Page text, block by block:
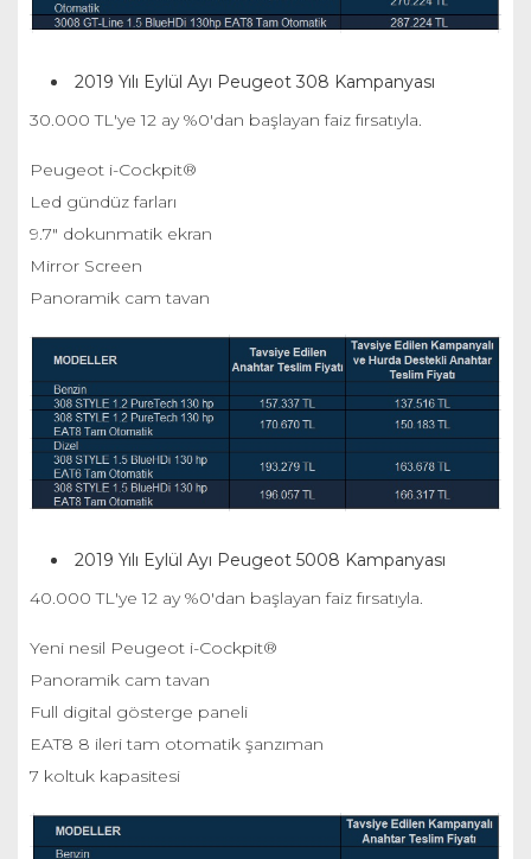
2019 Yılı Eylül Ayı Peugeot 308 Kampanyası
30.000 TL'ye 12 ay %0'dan başlayan faiz fırsatıyla.
Peugeot i-Cockpit®
Led gündüz farları
9.7" dokunmatik ekran
Mirror Screen
Panoramik cam tavan
2019 Yılı Eylül Ayı Peugeot 5008 Kampanyası
40.000 TL'ye 12 ay %0'dan başlayan faiz fırsatıyla.
Yeni nesil Peugeot i-Cockpit®
Panoramik cam tavan
Full digital gösterge paneli
EAT8 8 ileri tam otomatik şanzıman
7 koltuk kapasitesi